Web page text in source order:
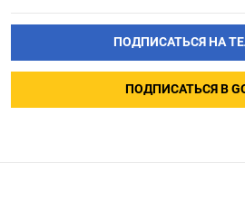
ПОДПИСАТЬСЯ НА
ПОДПИСАТЬСЯ В